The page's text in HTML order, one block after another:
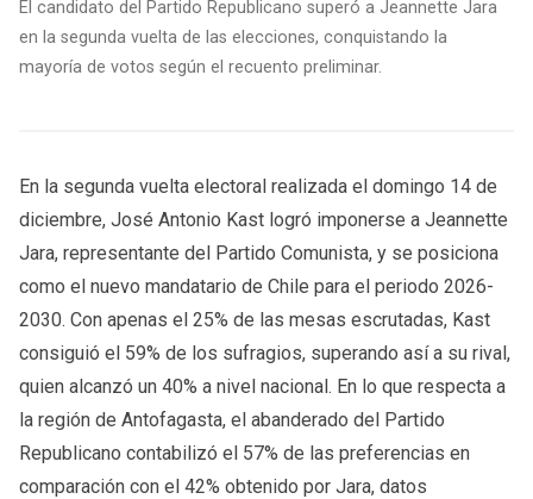
El candidato del Partido Republicano superó a Jeannette Jara
en la segunda vuelta de las elecciones, conquistando la
mayoría de votos según el recuento preliminar.
En la segunda vuelta electoral realizada el domingo 14 de
diciembre, José Antonio Kast logró imponerse a Jeannette
Jara, representante del Partido Comunista, y se posiciona
como el nuevo mandatario de Chile para el periodo 2026-
2030. Con apenas el 25% de las mesas escrutadas, Kast
consiguió el 59% de los sufragios, superando así a su rival,
quien alcanzó un 40% a nivel nacional. En lo que respecta a
la región de Antofagasta, el abanderado del Partido
Republicano contabilizó el 57% de las preferencias en
comparación con el 42% obtenido por Jara, datos